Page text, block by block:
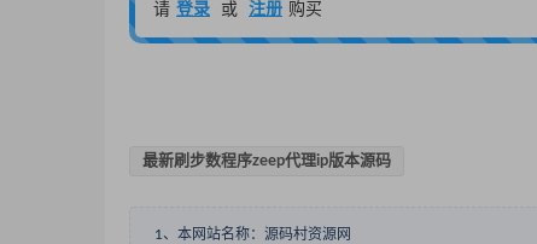
请 登录 或 注册 购买
最新刷步数程序zeep代理ip版本源码
1、本网站名称：源码村资源网